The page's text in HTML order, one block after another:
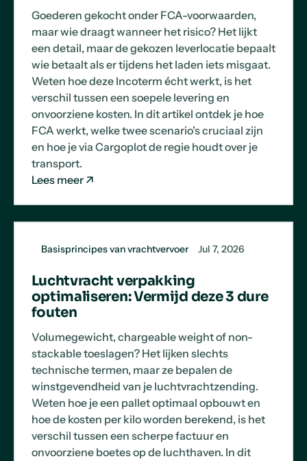
Goederen gekocht onder FCA-voorwaarden,
maar wie draagt wanneer het risico? Het lijkt
een detail, maar de gekozen leverlocatie bepaalt
wie betaalt als er tijdens het laden iets misgaat.
Weten hoe deze Incoterm écht werkt, is het
verschil tussen een soepele levering en
onvoorziene kosten. In dit artikel ontdek je hoe
FCA werkt, welke twee scenario's cruciaal zijn
en hoe je via Cargoplot de regie houdt over je
transport.
Lees meer
Basisprincipes van vrachtvervoer Jul 7, 2026
Luchtvracht verpakking
optimaliseren: Vermijd deze 3 dure
fouten
Volumegewicht, chargeable weight of non-
stackable toeslagen? Het lijken slechts
technische termen, maar ze bepalen de
winstgevendheid van je luchtvrachtzending.
Weten hoe je een pallet optimaal opbouwt en
hoe de kosten per kilo worden berekend, is het
verschil tussen een scherpe factuur en
onvoorziene boetes op de luchthaven. In dit